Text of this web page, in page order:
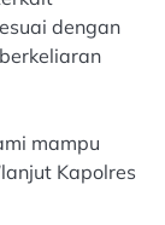
dengan
mampu
Kapolres